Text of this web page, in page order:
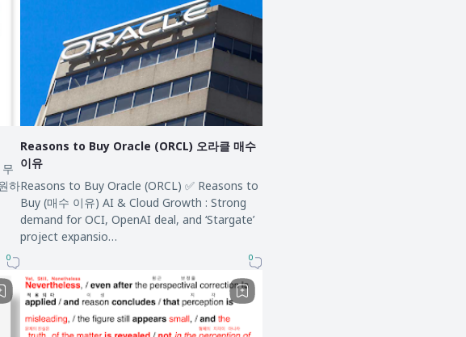
0
Reasons to Buy Oracle (ORCL) 오라클 매수
이유
Reasons to Buy Oracle (ORCL) ✅ Reasons to
Buy (매수 이유) AI & Cloud Growth : Strong
demand for OCI, OpenAI deal, and ‘Stargate’
project expansio…
0